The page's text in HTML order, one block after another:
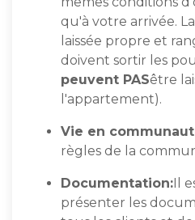
qu'à votre arrivée.
laissée propre et
doivent sortir les
peuvent PASêtre
l'appartement).
Vie en
règles de la
Documentation:Il
présenter les